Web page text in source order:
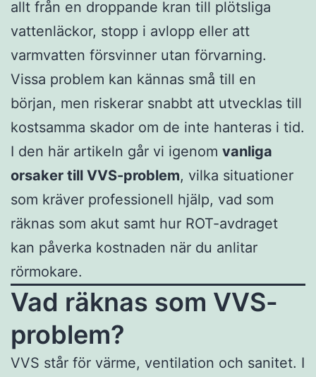
allt från en droppande kran till plötsliga
vattenläckor, stopp i avlopp eller att
varmvatten försvinner utan förvarning.
Vissa problem kan kännas små till en
början, men riskerar snabbt att utvecklas till
kostsamma skador om de inte hanteras i tid.
I den här artikeln går vi igenom vanliga
orsaker till VVS-problem, vilka situationer
som kräver professionell hjälp, vad som
räknas som akut samt hur ROT-avdraget
kan påverka kostnaden när du anlitar
rörmokare.
Vad räknas som VVS-
problem?
VVS står för värme, ventilation och sanitet. I